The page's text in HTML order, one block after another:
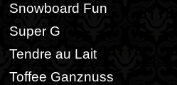
Snowboard Fun
Super G
Tendre au Lait
Toffee Ganznuss